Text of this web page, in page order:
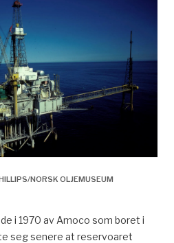
NORSK OLJEMUSEUM
i 1970 av Amoco som boret i
seg senere at reservoaret